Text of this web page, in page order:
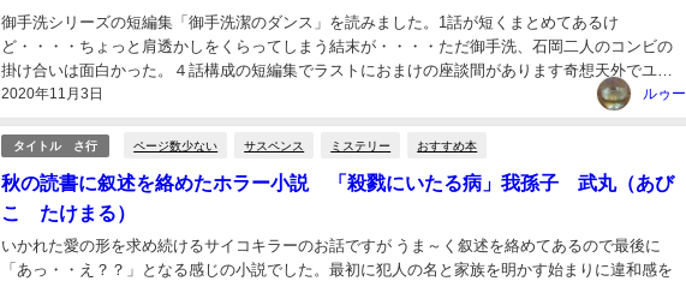
2020年11月3日
御手洗シリーズの短編集「御手洗潔のダンス」を読みました。1話が短くまとめてあるけ
ど・・・・ちょっと肩透かしをくらってしまう結末が・・・・ただ御手洗、石岡二人のコンビの
掛け合いは面白かった。４話構成の短編集でラストにおまけの座談間があります奇想天外でユニ
ークなストーリーに 超常現象的なミステリーで強引な展開もあり・・・...
ルゥー
タイトル さ行 ページ数少ない サスペンス ミステリー おすすめ本
秋の読書に叙述を絡めたホラー小説 「殺戮にいたる病」我孫子 武丸（あび
こ たけまる）
いかれた愛の形を求め続けるサイコキラーのお話ですが うま～く叙述を絡めてあるので最後に
「あっ・・え？？」となる感じの小説でした。最初に犯人の名と家族を明かす始まりに違和感を